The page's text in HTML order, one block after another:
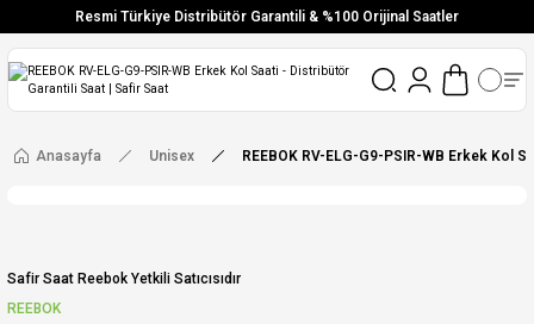
Resmi Türkiye Distribütör Garantili & %100 Orijinal Saatler
Vade Farksız 6 Taksit
Ücretsiz Kargo
Anasayfa Unisex REEBOK RV-ELG-G9-PSIR-WB Erkek Kol
Safir Saat Reebok Yetkili Satıcısıdır
REEBOK